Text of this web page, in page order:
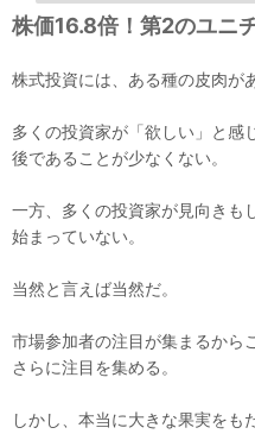
株価16.8倍！第2のユニ
株式投資には、ある種の皮肉が
多くの投資家が「欲しい」と感
後であることが少なくない。
一方、多くの投資家が見向きも
始まっていない。
当然と言えば当然だ。
市場参加者の注目が集まるから
さらに注目を集める。
しかし、本当に大きな果実をも